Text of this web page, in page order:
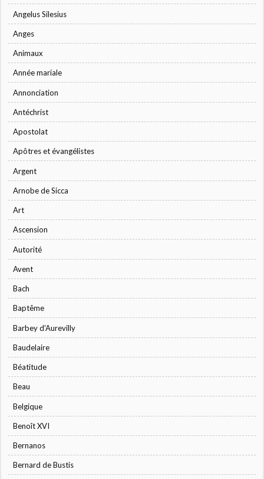
Angelus Silesius
Anges
Animaux
Année mariale
Annonciation
Antéchrist
Apostolat
Apôtres et évangélistes
Argent
Arnobe de Sicca
Art
Ascension
Autorité
Avent
Bach
Baptême
Barbey d'Aurevilly
Baudelaire
Béatitude
Beau
Belgique
Benoît XVI
Bernanos
Bernard de Bustis